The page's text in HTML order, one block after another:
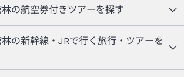
の航空券付きツアーを探す
の新幹線・JRで行く旅行・ツアーを